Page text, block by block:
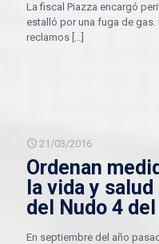
La fiscal Piazza encargó
estalló por una fuga de gas.
reclamos […]
21/03/2016
Ordenan
la vida y
del Nudo 4
En septiembre del año